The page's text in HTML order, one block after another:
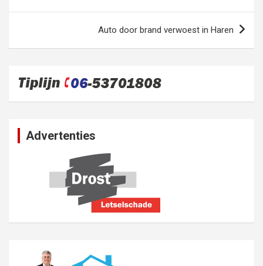
Auto door brand verwoest in Haren
Advertenties